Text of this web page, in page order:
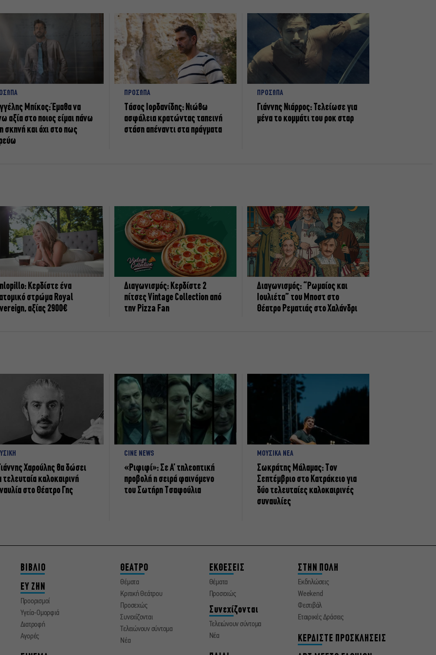
Μπίκος: Έμαθα να
αξία στο ποιος είμαι πάνω
σκηνή και όχι στο πως
ΠΡΟΣΩΠΑ
Tάσος Ιορδανίδης: Νιώθω
ασφάλεια κρατώντας ταπεινή
στάση απέναντι στα πράγματα
ΠΡΟΣΩΠΑ
Γιάννης Νιάρρος: Τελείωσε για
μένα το κομμάτι του ροκ σταρ
Κερδίστε ένα
στρώμα Royal
αξίας 2900€
Διαγωνισμός: Κερδίστε 2
πίτσες Vintage Collection από
την Pizza Fan
Διαγωνισμός: “Ρωμαίος και
Ιουλιέτα” του Μποστ στο
Θέατρο Ρεματιάς στο Χαλάνδρι
Χαρούλης θα δώσει
τελευταία καλοκαιρινή
στο Θέατρο Γης
CINE NEWS
«Ριφιφί»: Σε Α’ τηλεοπτική
προβολή η σειρά φαινόμενο
του Σωτήρη Τσαφούλια
ΜΟΥΣΙΚΑ ΝΕΑ
Σωκράτης Μάλαμας: Τον
Σεπτέμβριο στο Κατράκειο για
δύο τελευταίες καλοκαιρινές
συναυλίες
ΒΙΒΛΙΟ
ΕΥ ΖΗΝ
Προορισμοί
Υγεία-Ομορφιά
Διατροφή
Αγορές
ΘΕΑΤΡΟ
Θέματα
Κριτική Θεάτρου
Προσεχώς
Συνεχίζονται
Τελειώνουν σύντομα
Νέα
ΕΚΘΕΣΕΙΣ
Θέματα
Προσεχώς
Συνεχίζονται
Τελειώνουν σύντομα
Νέα
ΣΤΗΝ ΠΟΛΗ
Εκδηλώσεις
Weekend
Φεστιβάλ
Εταιρικές Δράσεις
ΚΕΡΔΙΣΤΕ ΠΡΟΣΚΛΗΣΕΙΣ